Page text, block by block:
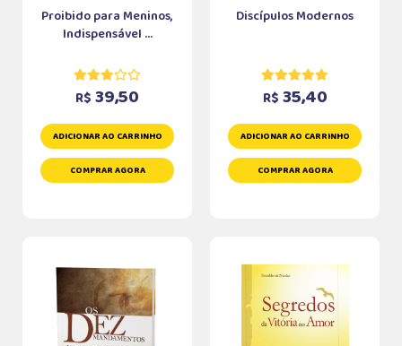
Proibido para Meninos,
Indispensável ...
R$ 39,50
ADICIONAR AO CARRINHO
COMPRAR AGORA
Discípulos Modernos
R$ 35,40
ADICIONAR AO CARRINHO
COMPRAR AGORA